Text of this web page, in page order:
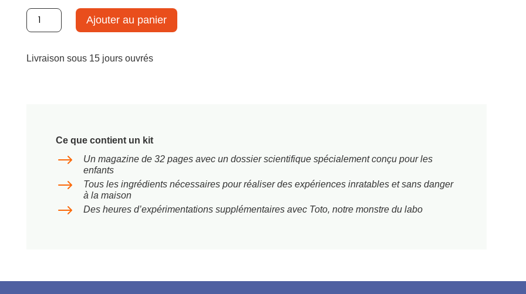
quantité
de
la
Ajouter au panier
Livraison sous 15 jours ouvrés
Ce que contient un kit
$
Un magazine de 32 pages avec un dossier scientifique spécialement conçu pour les
enfants
$
Tous les ingrédients nécessaires pour réaliser des expériences inratables et sans danger
à la maison
$ Des heures d’expérimentations supplémentaires avec Toto, notre monstre du labo